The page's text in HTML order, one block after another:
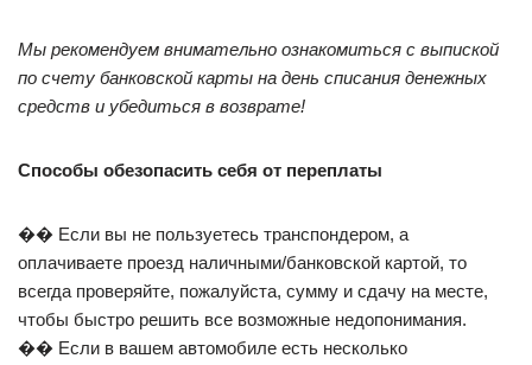
Мы рекомендуем внимательно ознакомиться с выпиской
по счету банковской карты на день списания денежных
средств и убедиться в возврате!
Способы обезопасить себя от переплаты
�� Если вы не пользуетесь транспондером, а
оплачиваете проезд наличными/банковской картой, то
всегда проверяйте, пожалуйста, сумму и сдачу на месте,
чтобы быстро решить все возможные недопонимания.
�� Если в вашем автомобиле есть несколько